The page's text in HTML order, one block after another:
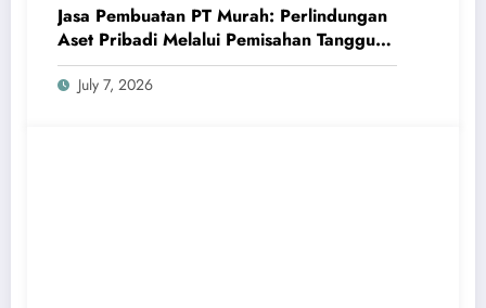
Jasa Pembuatan PT Murah: Perlindungan
Aset Pribadi Melalui Pemisahan Tanggung
Jawab Hukum yang Jelas
July 7, 2026